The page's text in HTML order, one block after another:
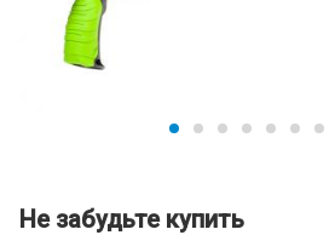
Не забудьте купить